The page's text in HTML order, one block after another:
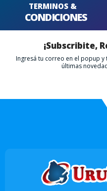
TERMINOS &
CONDICIONES
¡Subscribite,
Ingresá tu correo en el popup
últimas